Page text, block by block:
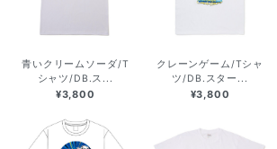
青いクリームソーダ/T
シャツ/DB.ス...
¥3,800
クレーンゲーム/Tシャ
ツ/DB.スター...
¥3,800